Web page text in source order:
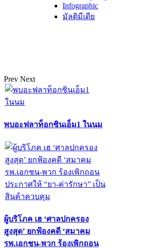
Infographic
มัลติมีเดีย
Prev Next
พบอะฟลาท็อกซินเอ็ม1 ในนม
ผู้บริโภค เฮ ‘ศาลปกครอง
สูงสุด’ ยกฟ้องคดี ‘สมาคม
รพ.เอกชน-พวก ร้องเพิกถอน